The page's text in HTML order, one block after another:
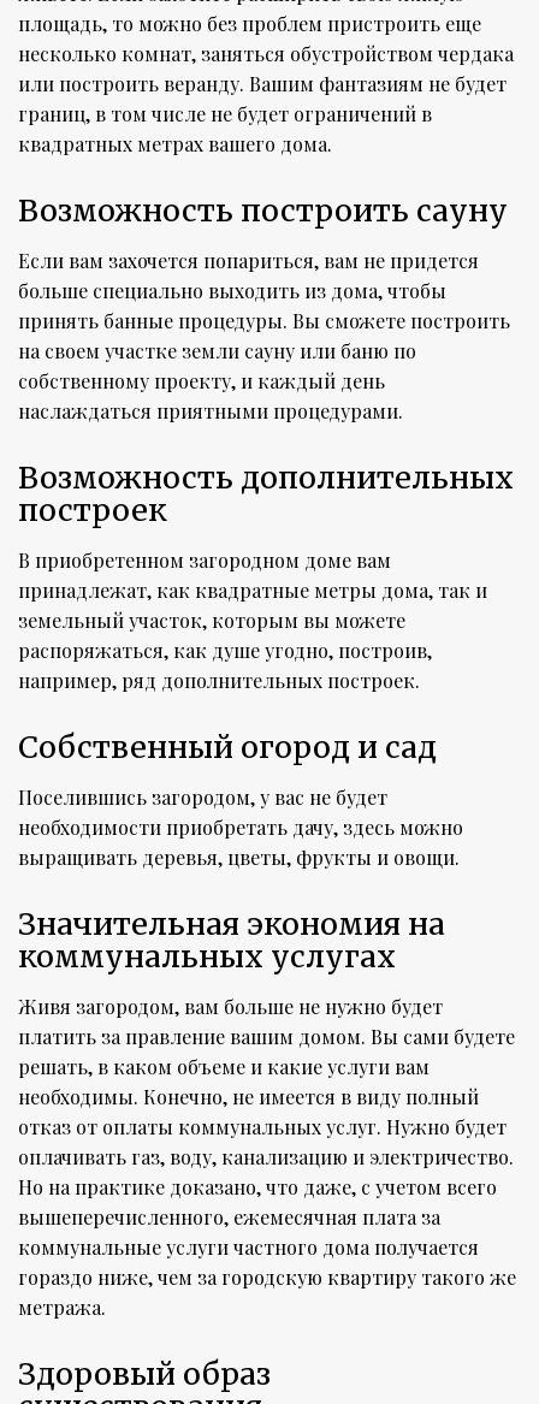
площадь, то можно без проблем пристроить еще
несколько комнат, заняться обустройством чердака
или построить веранду. Вашим фантазиям не будет
границ, в том числе не будет ограничений в
квадратных метрах вашего дома.
Возможность построить сауну
Если вам захочется попариться, вам не придется
больше специально выходить из дома, чтобы
принять банные процедуры. Вы сможете построить
на своем участке земли сауну или баню по
собственному проекту, и каждый день
наслаждаться приятными процедурами.
Возможность дополнительных
построек
В приобретенном загородном доме вам
принадлежат, как квадратные метры дома, так и
земельный участок, которым вы можете
распоряжаться, как душе угодно, построив,
например, ряд дополнительных построек.
Собственный огород и сад
Поселившись загородом, у вас не будет
необходимости приобретать дачу, здесь можно
выращивать деревья, цветы, фрукты и овощи.
Значительная экономия на
коммунальных услугах
Живя загородом, вам больше не нужно будет
платить за правление вашим домом. Вы сами будете
решать, в каком объеме и какие услуги вам
необходимы. Конечно, не имеется в виду полный
отказ от оплаты коммунальных услуг. Нужно будет
оплачивать газ, воду, канализацию и электричество.
Но на практике доказано, что даже, с учетом всего
вышеперечисленного, ежемесячная плата за
коммунальные услуги частного дома получается
гораздо ниже, чем за городскую квартиру такого же
метража.
Здоровый образ